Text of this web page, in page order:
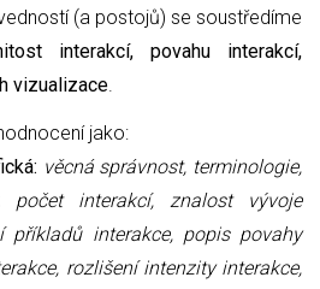
(a postojů) se soustředíme
interakcí, povahu interakcí,
vizualizace.
jako:
věcná správnost, terminologie,
počet interakcí, znalost vývoje
příkladů interakce, popis povahy
rozlišení intenzity interakce,